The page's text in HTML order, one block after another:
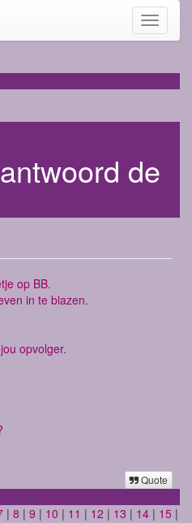
Toggle
de
op BB.
in te blazen.
opvolger.
Quote
| 8 | 9 | 10 | 11 | 12 | 13 | 14 | 15 |